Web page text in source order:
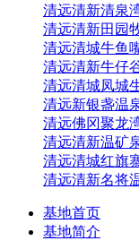
清远清新清泉
清远清新田园
清远清城牛鱼
清远清新牛仔
清远清城凤城
清远新银盏温
清远佛冈聚龙
清远清新温矿
清远清城红旗
清远清新名将
基地首页
基地简介